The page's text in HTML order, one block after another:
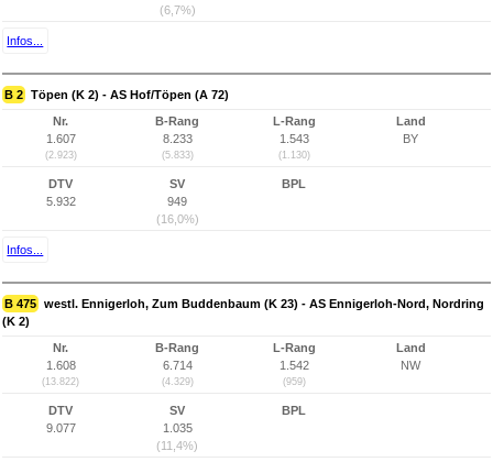
(6,7%)
Infos...
B 2 Töpen (K 2) - AS Hof/Töpen (A 72)
Nr.
1.607
(2.923)
B-Rang
8.233
(5.833)
L-Rang
1.543
(1.130)
Land
BY
DTV
5.932
SV
949
(16,0%)
BPL
Infos...
B 475 westl. Ennigerloh, Zum Buddenbaum (K 23) - AS Ennigerloh-Nord, Nordring
(K 2)
Nr.
1.608
(13.822)
B-Rang
6.714
(4.329)
L-Rang
1.542
(959)
Land
NW
DTV
9.077
SV
1.035
(11,4%)
BPL